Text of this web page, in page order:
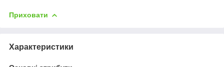
Приховати
Характеристики